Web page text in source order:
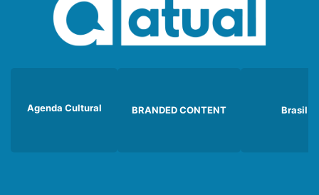
Agenda Cultural BRANDED CONTENT Brasil